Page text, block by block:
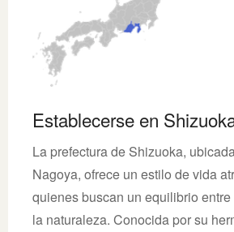
Establecerse en
La prefectura de Shizuoka,
Nagoya, ofrece un estilo de vida
quienes buscan un equilibrio
la naturaleza. Conocida por su